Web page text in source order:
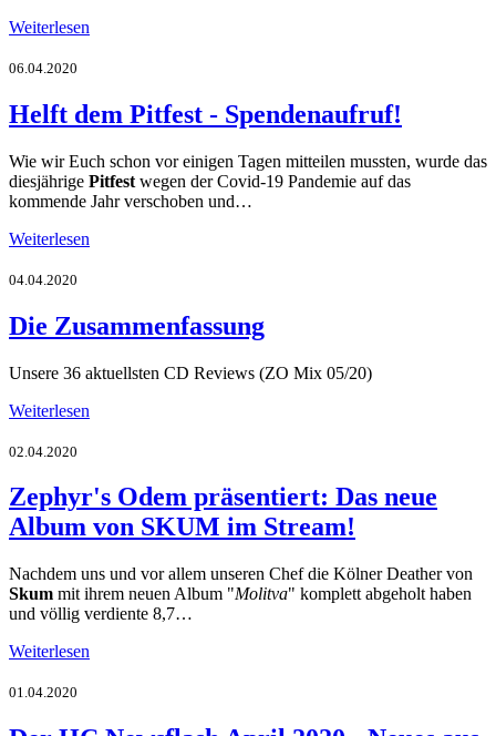
Weiterlesen
06.04.2020
Helft dem Pitfest - Spendenaufruf!
Wie wir Euch schon vor einigen Tagen mitteilen mussten, wurde das
diesjährige Pitfest wegen der Covid-19 Pandemie auf das
kommende Jahr verschoben und…
Weiterlesen
04.04.2020
Die Zusammenfassung
Unsere 36 aktuellsten CD Reviews (ZO Mix 05/20)
Weiterlesen
02.04.2020
Zephyr's Odem präsentiert: Das neue
Album von SKUM im Stream!
Nachdem uns und vor allem unseren Chef die Kölner Deather von
Skum mit ihrem neuen Album "Molitva" komplett abgeholt haben
und völlig verdiente 8,7…
Weiterlesen
01.04.2020